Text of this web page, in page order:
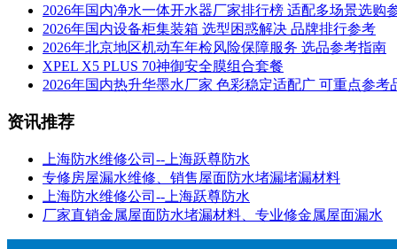
2026年国内净水一体开水器厂家排行榜 适配多场景选购
2026年国内设备柜集装箱 选型困惑解决 品牌排行参考
2026年北京地区机动车年检风险保障服务 选品参考指南
XPEL X5 PLUS 70神御安全膜组合套餐
2026年国内热升华墨水厂家 色彩稳定适配广 可重点参考
资讯推荐
上海防水维修公司--上海跃尊防水
专修房屋漏水维修、销售屋面防水堵漏堵漏材料
上海防水维修公司--上海跃尊防水
厂家直销金属屋面防水堵漏材料、专业修金属屋面漏水